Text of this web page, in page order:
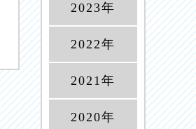
2023年
2022年
2021年
2020年